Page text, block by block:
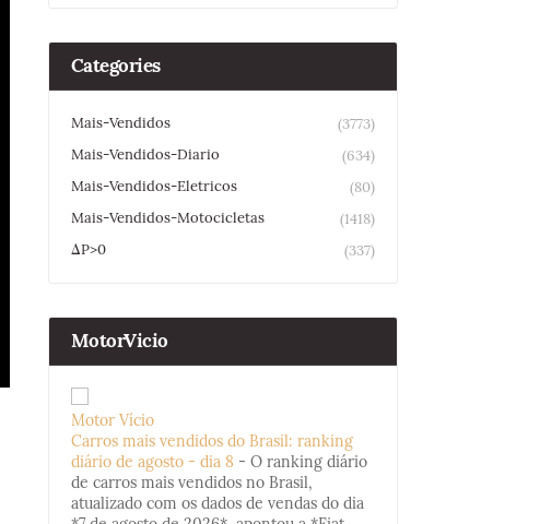
Categories
Mais-Vendidos
(3773)
Mais-Vendidos-Diario
(634)
Mais-Vendidos-Eletricos
(80)
Mais-Vendidos-Motocicletas
(1418)
ΔP>0
(337)
MotorVicio
Motor Vício
Carros mais vendidos do Brasil: ranking
diário de agosto - dia 8 - O ranking diário
de carros mais vendidos no Brasil,
atualizado com os dados de vendas do dia